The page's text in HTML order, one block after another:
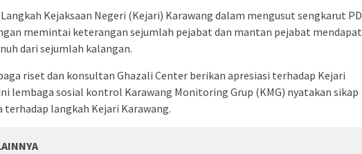
Kejaksaan Negeri (Kejari) Karawang dalam mengusut sengkarut PD
memintai keterangan sejumlah pejabat dan mantan pejabat mendapat
dari sejumlah kalangan.
riset dan konsultan Ghazali Center berikan apresiasi terhadap Kejari
lembaga sosial kontrol Karawang Monitoring Grup (KMG) nyatakan sikap
terhadap langkah Kejari Karawang.